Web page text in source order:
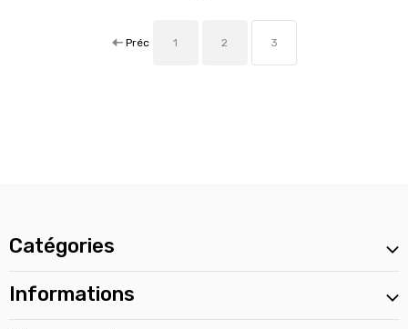
Préc 1 2 3
Catégories
Informations